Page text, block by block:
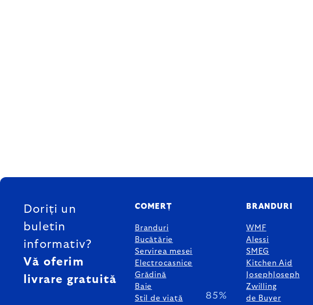
SUBSOL
Doriți un
buletin
informativ?
Vă oferim
livrare gratuită
85%
COMERȚ
Branduri
Bucătărie
Servirea mesei
Electrocasnice
Grădină
Baie
Stil de viață
BRANDURI
WMF
Alessi
SMEG
Kitchen Aid
JosephJoseph
Zwilling
de Buyer